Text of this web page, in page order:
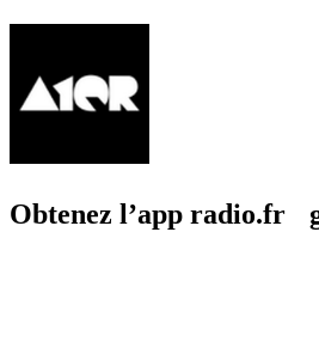
Obtenez l’app radio.fr